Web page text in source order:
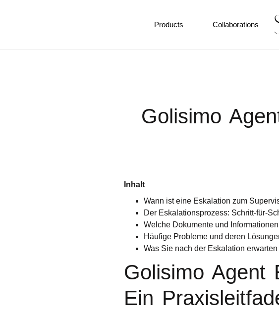
Products Collaborations
Golisimo
Inhalt
Wann ist eine Eskalation zum
Der Eskalationsprozess: Schritt-für-
Welche Dokumente und
Häufige Probleme und deren
Was Sie nach der Eskalation
Golisimo Agent
Ein